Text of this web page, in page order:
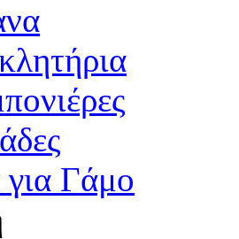
Γάμο